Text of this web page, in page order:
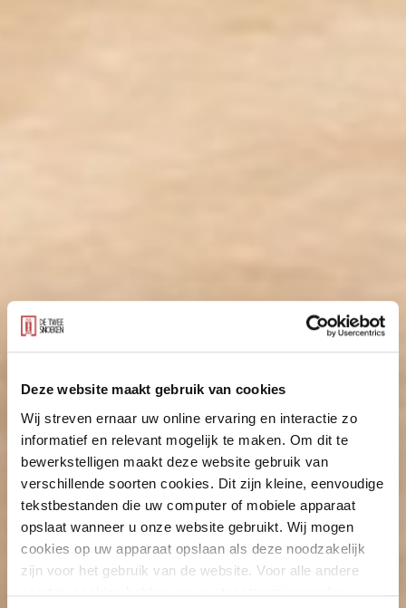
Deze website maakt gebruik van cookies
Wij streven ernaar uw online ervaring en interactie zo
informatief en relevant mogelijk te maken. Om dit te
bewerkstelligen maakt deze website gebruik van
verschillende soorten cookies. Dit zijn kleine, eenvoudige
tekstbestanden die uw computer of mobiele apparaat
opslaat wanneer u onze website gebruikt. Wij mogen
cookies op uw apparaat opslaan als deze noodzakelijk
zijn voor het gebruik van de website. Voor alle andere